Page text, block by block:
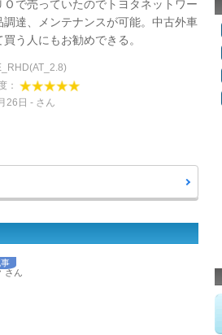
Ｏで売っていたのでトヨタネットワー
調達、メンテナンスが可能。中古外車
買う人にもお勧めできる。
：
26日
さん
...
さん